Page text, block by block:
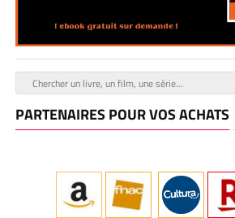
PARTENAIRES POUR VOS ACHATS